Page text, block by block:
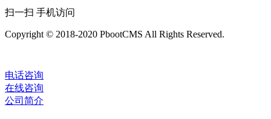
扫一扫 手机访问
Copyright © 2018-2020 PbootCMS All Rights Reserved.
电话咨询
在线咨询
公司简介